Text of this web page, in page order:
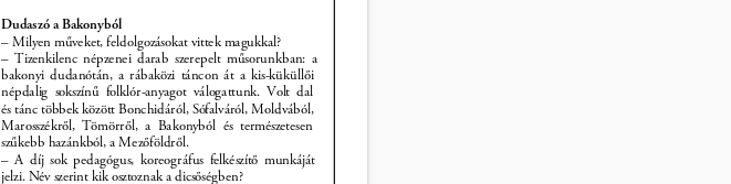
Dudaszó a Bakonyból
– Milyen műveket, feldolgozásokat vittek magukkal?
– Tizenkilenc népzenei darab szerepelt műsorunkban: a
bakonyi dudanótán, a rábaközi táncon át a kis-küküllői
népdalig sokszínű folklór-anyagot válogattunk. Volt dal
és tánc többek között Bonchidáról, Sófalváról, Moldvából,
Marosszékről, Tömörről, a Bakonyból és természetesen
szűkebb hazánkból, a Mezőföldről.
– A díj sok pedagógus, koreográfus felkészítő munkáját
jelzi. Név szerint kik osztoznak a dicsőségben?